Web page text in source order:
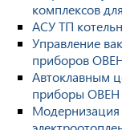
комплексов
АСУ ТП
Управление
приборов
Автоклавным
приборы ОВЕН
Модернизация